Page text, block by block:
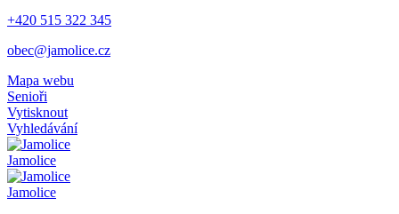
+420 515 322 345
obec@jamolice.cz
Mapa webu
Senioři
Vytisknout
Vyhledávání
Jamolice
Jamolice